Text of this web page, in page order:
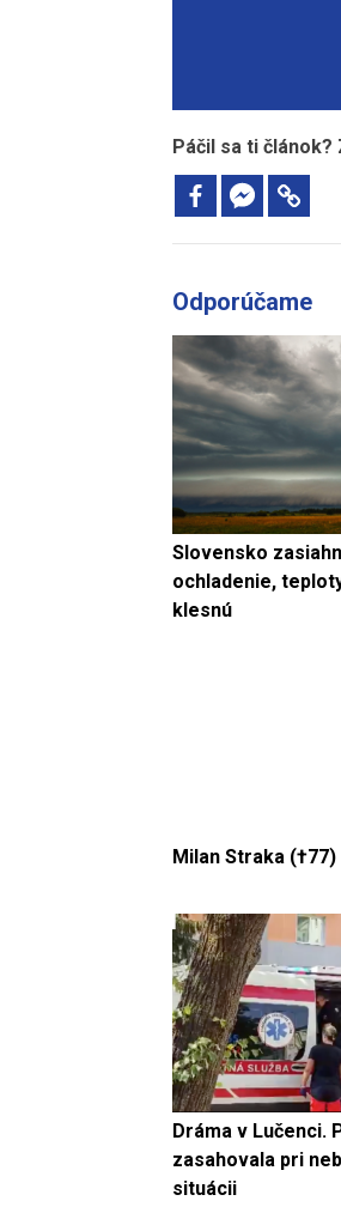
Páčil sa ti článok?
Odporúčame
Slovensko
ochladenie,
klesnú
Milan Straka (†77)
Dráma v Lučenci.
zasahovala pri
situácii